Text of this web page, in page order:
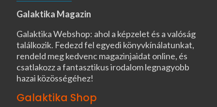
Galaktika Magazin
Galaktika Webshop: ahol a képzelet és a valóság
találkozik. Fedezd fel egyedi könyvkínálatunkat,
rendeld meg kedvenc magazinjaidat online, és
csatlakozz a fantasztikus irodalom legnagyobb
hazai közösségéhez!
Galaktika Shop